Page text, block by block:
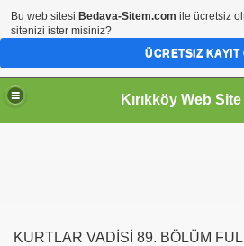
KURTLAR VADİSİ 89. BÖLÜM
Bu web sitesi Bedava-Sitem.com ile ücretsiz
sitenizi ister misiniz?
ÜCRETSIZ KAYIT